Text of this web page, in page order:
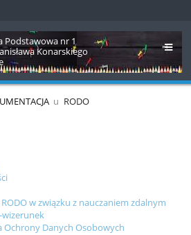
Podstawowa nr 1
Konarskiego
u RODO
w związku z nauczaniem zdalnym
Danych Osobowych